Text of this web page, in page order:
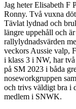
Jag heter Elisabeth F
Ronny. Två vuxna
Tävlat lydnad och
längre uppehåll och
rallylydnadsvärden
veckors Aussie valp,
i klass 3 i NW, har
på SM 2023 i båda
noseworkgruppen
och trivs väldigt bra i
medlem i SNWK.